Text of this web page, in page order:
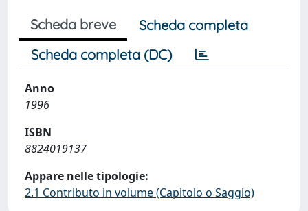
Scheda breve
Scheda completa
Scheda completa (DC)
Anno
1996
ISBN
8824019137
Appare nelle tipologie:
2.1 Contributo in volume (Capitolo o Saggio)